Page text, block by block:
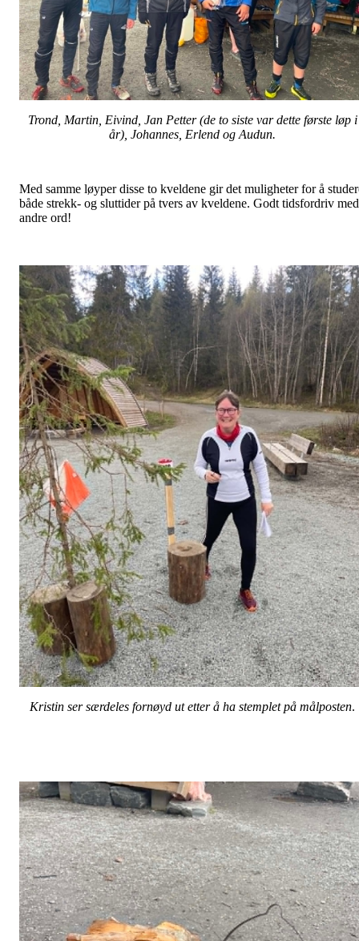
Trond, Martin, Eivind, Jan Petter (de to siste var dette første løp i
år), Johannes, Erlend og Audun.
Med samme løyper disse to kveldene gir det muligheter for å
både strekk- og sluttider på tvers av kveldene. Godt tidsfordriv med
andre ord!
Kristin ser særdeles fornøyd ut etter å ha stemplet på målposten.